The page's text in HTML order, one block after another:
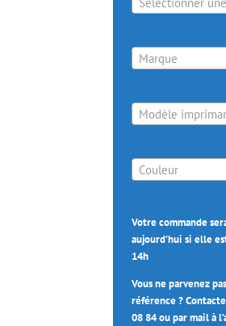
Marque
Modèle
Couleur
Votre commande
aujourd’hui si elle
14h
Vous ne parvenez
référence ?
08 84 ou par mail à